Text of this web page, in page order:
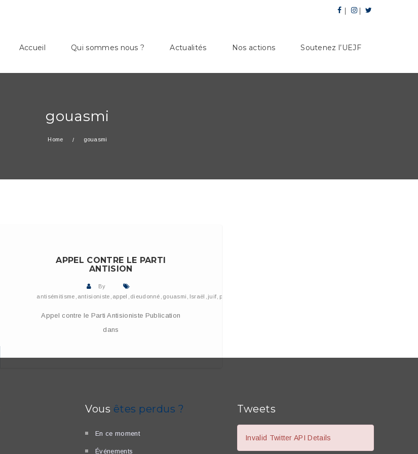
Accueil Qui sommes nous ? Actualités Nos actions Soutenez l’UEJF
gouasmi
Home gouasmi
APPEL CONTRE LE PARTI
ANTISION
By
antisémitisme antisioniste appel dieudonné gouasmi Israël juif parti
Appel contre le Parti Antisioniste Publication
dans
Vous êtes perdus ?
En ce moment
Événements
Tweets
Invalid Twitter API Details